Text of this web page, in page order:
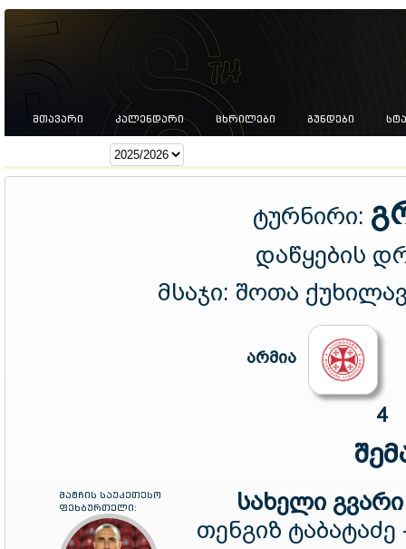
ᲛᲗᲐᲕᲐᲠᲘ ᲙᲐᲚᲔᲜᲓᲐᲠᲘ ᲪᲮᲠᲘᲚᲔᲑᲘ ᲒᲣᲜᲓᲔᲑᲘ
ტურნირი:
დაწყების
მსაჯი: შოთა
არმია
4
მატჩის საუკეთესო
ფეხბურთელი:
სახელი გვარი
თენგიზ